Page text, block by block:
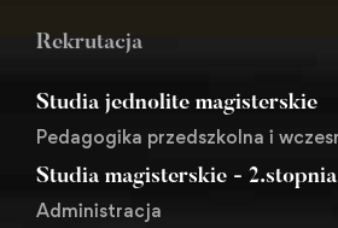
Rekrutacja
Studia jednolite magisterskie
Pedagogika przedszkolna i
Studia magisterskie - 2.stopnia
Administracja